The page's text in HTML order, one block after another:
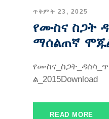
ጥቅምት 23, 2025
የሙስና ስጋት
ማሰልጠኛ
ል_2015Download
READ MORE